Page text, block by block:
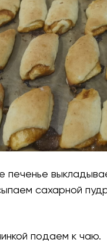
печенье
сахарной
подаем к чаю.